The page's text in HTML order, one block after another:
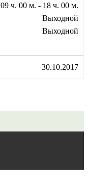
09 ч. 00 м. - 18 ч. 00 м.
Выходной
Выходной
30.10.2017